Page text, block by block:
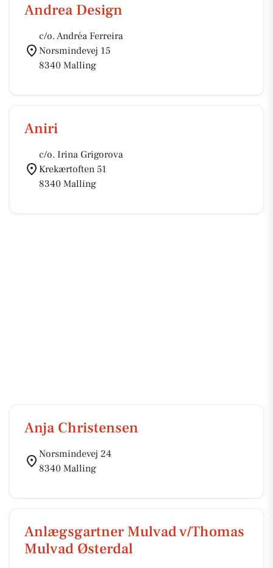
Andrea Design
c/o. Andréa Ferreira
Norsmindevej 15
8340 Malling
Aniri
c/o. Irina Grigorova
Krekærtoften 51
8340 Malling
Anja Christensen
Norsmindevej 24
8340 Malling
Anlægsgartner Mulvad v/Thomas
Mulvad Østerdal